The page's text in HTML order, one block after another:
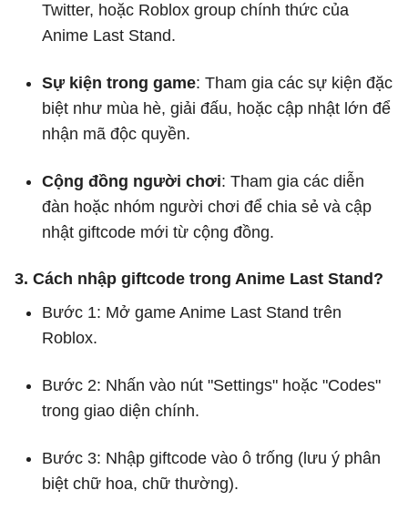
Twitter, hoặc Roblox group chính thức của
Anime Last Stand.
Sự kiện trong game: Tham gia các sự kiện đặc
biệt như mùa hè, giải đấu, hoặc cập nhật lớn để
nhận mã độc quyền.
Cộng đồng người chơi: Tham gia các diễn
đàn hoặc nhóm người chơi để chia sẻ và cập
nhật giftcode mới từ cộng đồng.
3. Cách nhập giftcode trong Anime Last Stand?
Bước 1: Mở game Anime Last Stand trên
Roblox.
Bước 2: Nhấn vào nút "Settings" hoặc "Codes"
trong giao diện chính.
Bước 3: Nhập giftcode vào ô trống (lưu ý phân
biệt chữ hoa, chữ thường).